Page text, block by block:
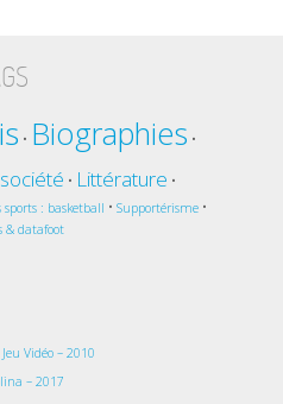
• Biographies •
• Littérature •
sports : basketball • Supportérisme•
& datafoot
Vidéo – 2010
– 2017